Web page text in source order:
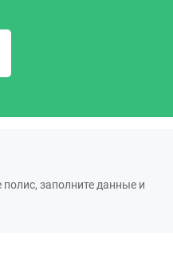
полис, заполните данные и